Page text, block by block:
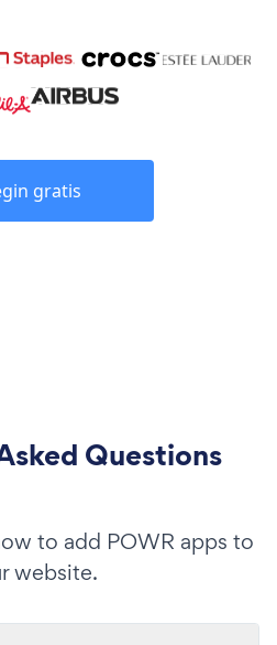
gratis
Questions
to add POWR apps to
website.